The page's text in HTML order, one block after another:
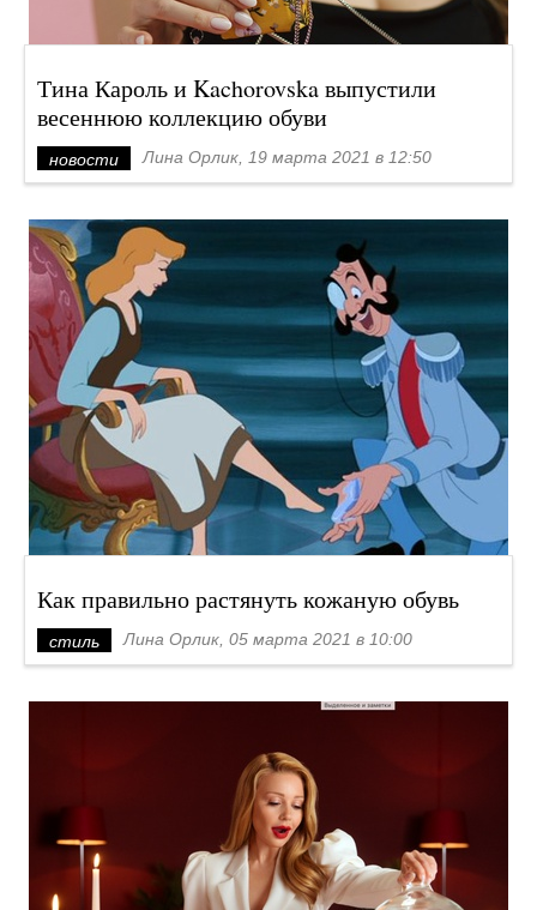
Тина Кароль и Kachorovska выпустили
весеннюю коллекцию обуви
новости Лина Орлик, 19 марта 2021 в 12:50
Как правильно растянуть кожаную обувь
стиль Лина Орлик, 05 марта 2021 в 10:00